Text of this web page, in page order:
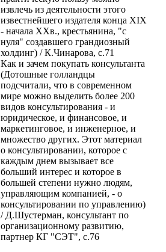
извлечь из деятельности этого
известнейшего издателя конца XIX
- начала XXв., крестьянина, "с
нуля" создавшего грандиозный
холдинг) / К.Чинарова, с.71
Как и зачем покупать консультанта
(Дотошные голландцы
подсчитали, что в современном
мире можно выделить более 200
видов консультирования - и
юридическое, и финансовое, и
маркетинговое, и инженерное, и
множество других. Этот материал
о консультировании, которое с
каждым днем вызывает все
больший интерес и которое в
большей степени нужно людям,
управляющим компанией, - о
консультировании по управлению)
/ Д.Шустерман, консультант по
организационному развитию,
партнер КГ "СЭТ", с.76